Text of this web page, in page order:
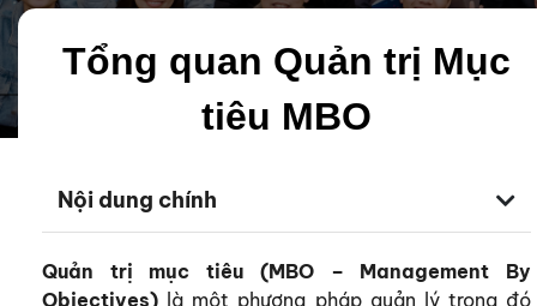
Tổng quan Quản trị Mục
tiêu MBO
Nội dung chính
Quản trị mục tiêu (MBO – Management By
Objectives) là một phương pháp quản lý trong đó